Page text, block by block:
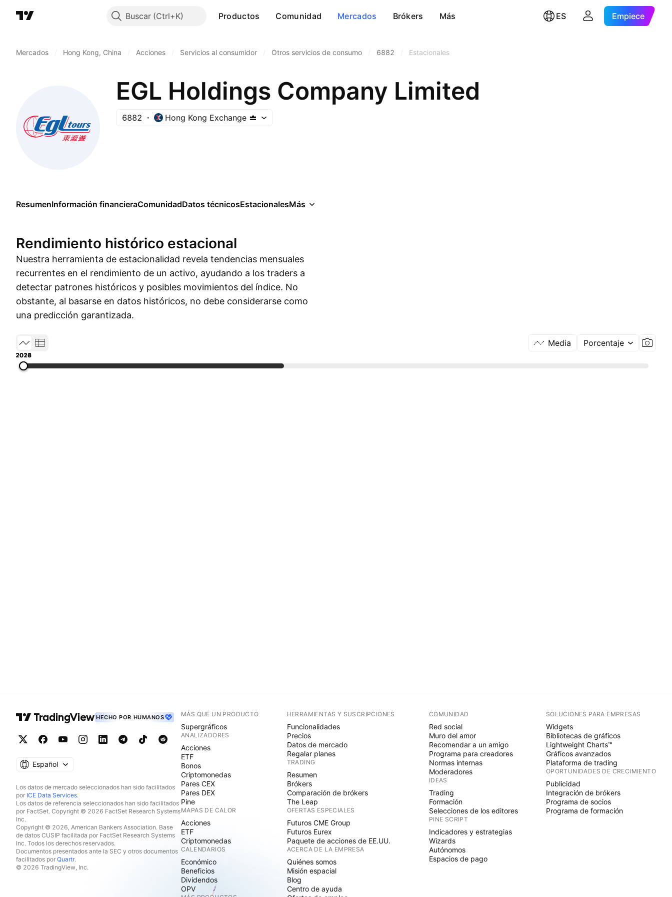
Buscar Productos Comunidad Mercados Brókers Más ES Empiece
Mercados Hong Kong, China Acciones Servicios al consumidor Otros servicios de consumo 6882 Estacionales
EGL Holdings Company Limited
6882 Hong Kong Exchange
ResumenInformación financieraComunidadDatos técnicosEstacionalesMás
Rendimiento histórico estacional
Nuestra herramienta de estacionalidad revela tendencias mensuales
recurrentes en el rendimiento de un activo, ayudando a los traders a
detectar patrones históricos y posibles movimientos del índice. No
obstante, al basarse en datos históricos, no debe considerarse como
una predicción garantizada.
Media Porcentaje
2014
2017
2020
2023
2026
HECHO POR HUMANOS
Español
Los datos de mercado seleccionados han sido facilitados
por ICE Data Services.
Los datos de referencia seleccionados han sido facilitados
por FactSet. Copyright © 2026 FactSet Research Systems
Inc.
Copyright © 2026, American Bankers Association. Base
de datos CUSIP facilitada por FactSet Research Systems
Inc. Todos los derechos reservados.
Documentos presentados ante la SEC y otros documentos
facilitados por Quartr.
© 2026 TradingView, Inc.
MÁS QUE UN PRODUCTO
Supergráficos
ANALIZADORES
Acciones
ETF
Bonos
Criptomonedas
Pares CEX
Pares DEX
Pine
MAPAS DE CALOR
Acciones
ETF
Criptomonedas
CALENDARIOS
Económico
Beneficios
Dividendos
OPV
HERRAMIENTAS Y SUSCRIPCIONES
Funcionalidades
Precios
Datos de mercado
Regalar planes
TRADING
Resumen
Brókers
Comparación de brókers
The Leap
OFERTAS ESPECIALES
Futuros CME Group
Futuros Eurex
Paquete de acciones de EE.UU.
ACERCA DE LA EMPRESA
Quiénes somos
Misión espacial
Blog
Centro de ayuda
COMUNIDAD
Red social
Muro del amor
Recomendar a un amigo
Programa para creadores
Normas internas
Moderadores
IDEAS
Trading
Formación
Selecciones de los editores
PINE SCRIPT
Indicadores y estrategias
Wizards
Autónomos
Espacios de pago
SOLUCIONES PARA EMPRESAS
Widgets
Bibliotecas de gráficos
Lightweight Charts™
Gráficos avanzados
Plataforma de trading
OPORTUNIDADES DE CRECIMIENTO
Publicidad
Integración de brókers
Programa de socios
Programa de formación